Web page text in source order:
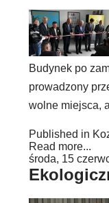
Budynek po
prowadzony
wolne miejsca,
Published in
Read more...
środa, 15